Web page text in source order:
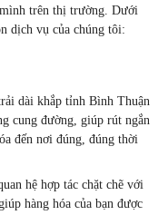
trên thị trường. Dưới
dịch vụ của chúng tôi:
dài khắp tỉnh Bình Thuận
cung đường,giúp rút ngắn
đến nơi đúng,đúng thời
hệ hợp tác chặt chẽ với
hàng hóa của bạn được